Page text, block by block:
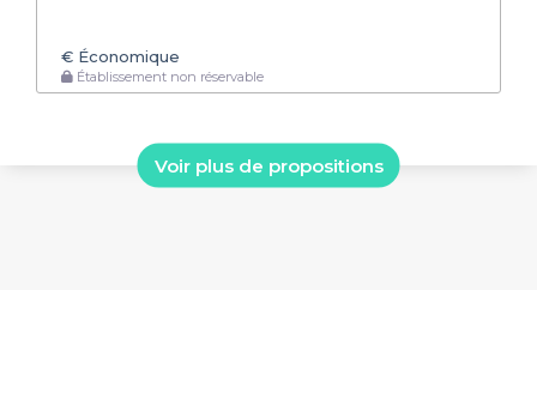
€ Économique
Établissement non réservable
Voir plus de propositions